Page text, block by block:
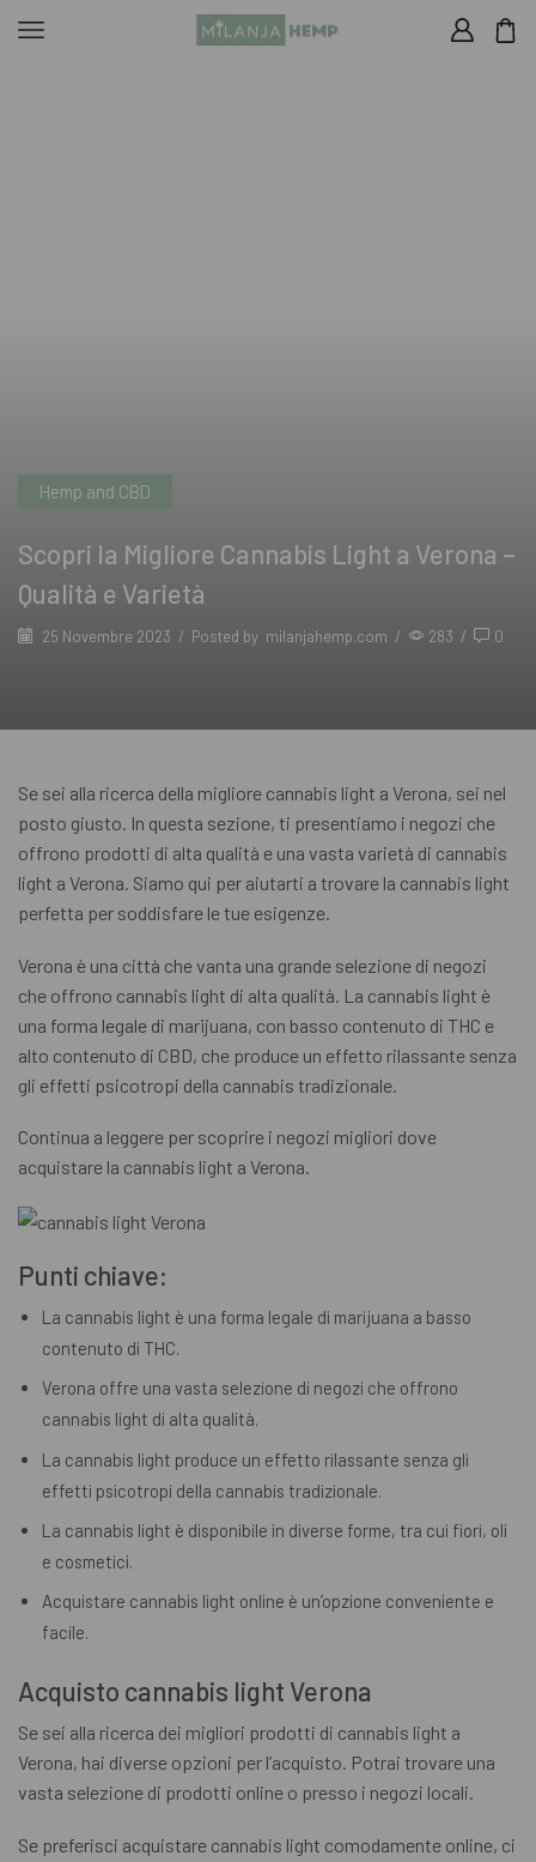
Hemp and CBD
Scopri la Migliore Cannabis Light a Verona –
Qualità e Varietà
25 Novembre 2023 / Posted by milanjahemp.com / 283 / 0
Se sei alla ricerca della migliore cannabis light a Verona, sei nel
posto giusto. In questa sezione, ti presentiamo i negozi che
offrono prodotti di alta qualità e una vasta varietà di cannabis
light a Verona. Siamo qui per aiutarti a trovare la cannabis light
perfetta per soddisfare le tue esigenze.
Verona è una città che vanta una grande selezione di negozi
che offrono cannabis light di alta qualità. La cannabis light è
una forma legale di marijuana, con basso contenuto di THC e
alto contenuto di CBD, che produce un effetto rilassante senza
gli effetti psicotropi della cannabis tradizionale.
Continua a leggere per scoprire i negozi migliori dove
acquistare la cannabis light a Verona.
Punti chiave:
La cannabis light è una forma legale di marijuana a basso
contenuto di THC.
Verona offre una vasta selezione di negozi che offrono
cannabis light di alta qualità.
La cannabis light produce un effetto rilassante senza gli
effetti psicotropi della cannabis tradizionale.
La cannabis light è disponibile in diverse forme, tra cui fiori, oli
e cosmetici.
Acquistare cannabis light online è un’opzione conveniente e
facile.
Acquisto cannabis light Verona
Se sei alla ricerca dei migliori prodotti di cannabis light a
Verona, hai diverse opzioni per l’acquisto. Potrai trovare una
vasta selezione di prodotti online o presso i negozi locali.
Se preferisci acquistare cannabis light comodamente online, ci